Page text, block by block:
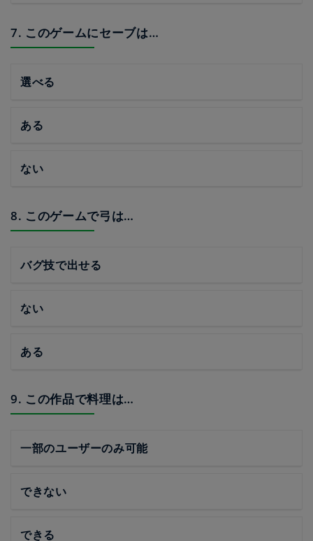
7. このゲームにセーブは…
選べる
ある
ない
8. このゲームで弓は…
バグ技で出せる
ない
ある
9. この作品で料理は…
一部のユーザーのみ可能
できない
できる